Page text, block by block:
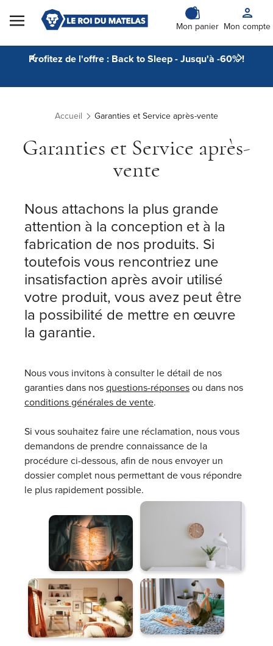
Skip to Content
Mon panier Mon compte
Profitez de l'offre : Back to Sleep - Jusqu'à -60% !
Accueil Garanties et Service après-vente
Garanties et Service après-
vente
Nous attachons la plus grande
attention à la conception et à la
fabrication de nos produits. Si
toutefois vous rencontriez une
insatisfaction après avoir utilisé
votre produit, vous avez peut être
la possibilité de mettre en œuvre
la garantie.
Nous vous invitons à consulter le détail de nos
garanties dans nosquestions-réponsesou dans nos
conditions générales de vente.
Si vous souhaitez faire une réclamation, nous vous
demandons de prendre connaissance de la
procédure ci-dessous, afin de nous envoyer un
dossier complet nous permettant de vous répondre
le plus rapidement possible.